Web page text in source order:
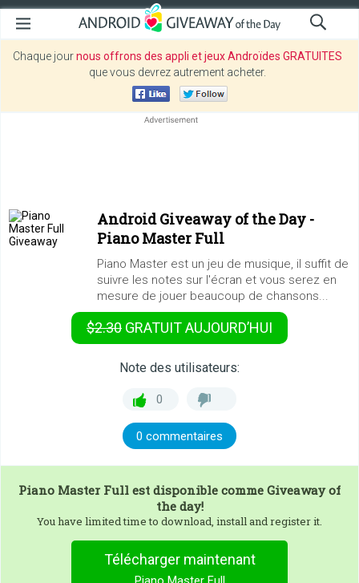
Chaque journous offrons des appli et jeux Androïdes GRATUITES
que vous devrez autrement acheter.
Android Giveaway of the Day -
Piano Master Full
Piano Master est un jeu de musique, il suffit de
suivre les notes sur l'écran et vous serez en
mesure de jouer beaucoup de chansons...
$2.30 GRATUITAUJOURD’HUI
Note des utilisateurs:
0
0 commentaires
Piano Master Full est disponible comme Giveaway of
the day!
You have limited time to download, install and register it.
Télécharger maintenant